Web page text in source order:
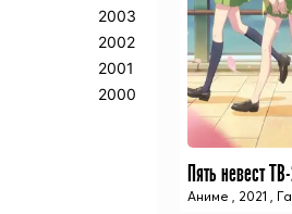
Аниме 2021
2003
2002
2001
2000